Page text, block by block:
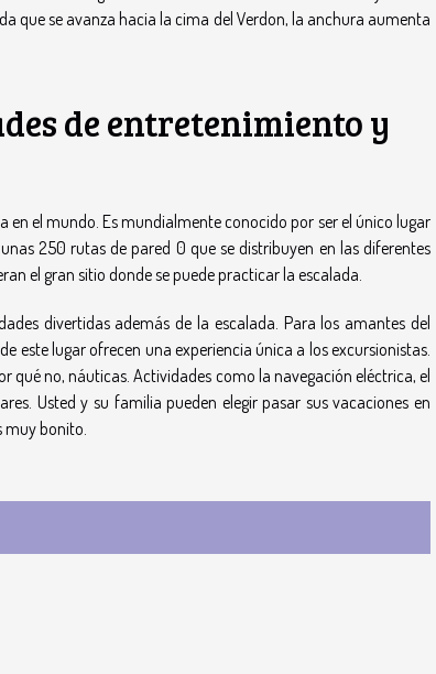
que se avanza hacia la cima del Verdon, la anchura aumenta
de entretenimiento y
en el mundo. Es mundialmente conocido por ser el único lugar
250 rutas de pared 0 que se distribuyen en las diferentes
el gran sitio donde se puede practicar la escalada.
divertidas además de la escalada. Para los amantes del
este lugar ofrecen una experiencia única a los excursionistas.
no, náuticas. Actividades como la navegación eléctrica, el
Usted y su familia pueden elegir pasar sus vacaciones en
muy bonito.